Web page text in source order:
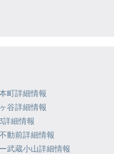
町詳細情報
谷詳細情報
詳細情報
動前詳細情報
武蔵小山詳細情報